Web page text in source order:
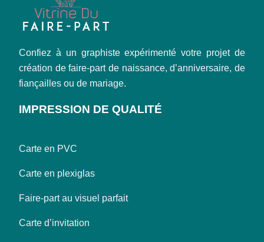
Confiez à un graphiste expérimenté votre projet de
création de faire-part de naissance, d’anniversaire, de
fiançailles ou de mariage.
IMPRESSION DE QUALITÉ
Carte en PVC
Carte en plexiglas
Faire-part au visuel parfait
Carte d’invitation